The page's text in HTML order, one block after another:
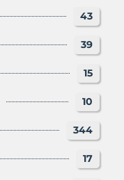
43
39
15
10
344
17